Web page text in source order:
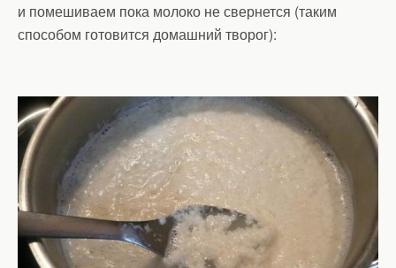
и помешиваем пока молоко не свернется (таким
способом готовится домашний творог):